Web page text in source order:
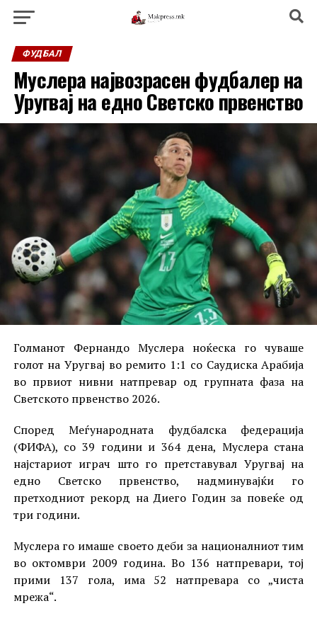
ФУДБАЛ
Муслера највозрасен фудбалер на
Уругвај на едно Светско првенство
Голманот Фернандо Муслера ноќеска го чуваше
голот на Уругвај во ремито 1:1 со Саудиска Арабија
во првиот нивни натпревар од групната фаза на
Светското првенство 2026.
Според Меѓународната фудбалска федерација
(ФИФА), со 39 години и 364 дена, Муслера стана
најстариот играч што го претставувал Уругвај на
едно Светско првенство, надминувајќи го
претходниот рекорд на Диего Годин за повеќе од
три години.
Муслера го имаше своето деби за националниот тим
во октомври 2009 година. Во 136 натпревари, тој
прими 137 гола, има 52 натпревара со „чиста
мрежа“.